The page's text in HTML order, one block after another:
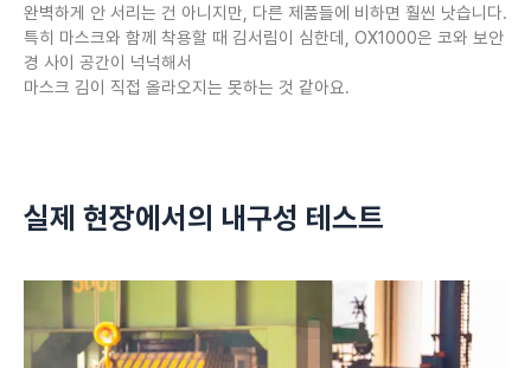
완벽하게 안 서리는 건 아니지만, 다른 제품들에 비하면 훨씬 낫습니다.
특히 마스크와 함께 착용할 때 김서림이 심한데, OX1000은 코와 보안
경 사이 공간이 넉넉해서
마스크 김이 직접 올라오지는 못하는 것 같아요.
실제 현장에서의 내구성 테스트